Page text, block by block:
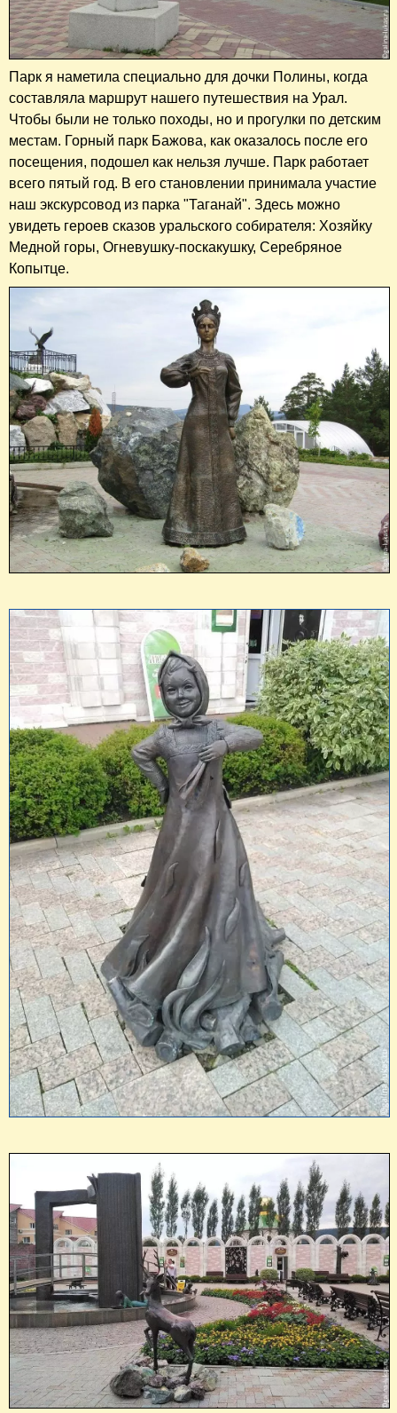
Парк я наметила специально для дочки Полины, когда
составляла маршрут нашего путешествия на Урал.
Чтобы были не только походы, но и прогулки по детским
местам. Горный парк Бажова, как оказалось после его
посещения, подошел как нельзя лучше. Парк работает
всего пятый год. В его становлении принимала участие
наш экскурсовод из парка "Таганай". Здесь можно
увидеть героев сказов уральского собирателя: Хозяйку
Медной горы, Огневушку-поскакушку, Серебряное
Копытце.